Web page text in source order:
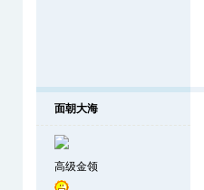
面朝大海
高级金领